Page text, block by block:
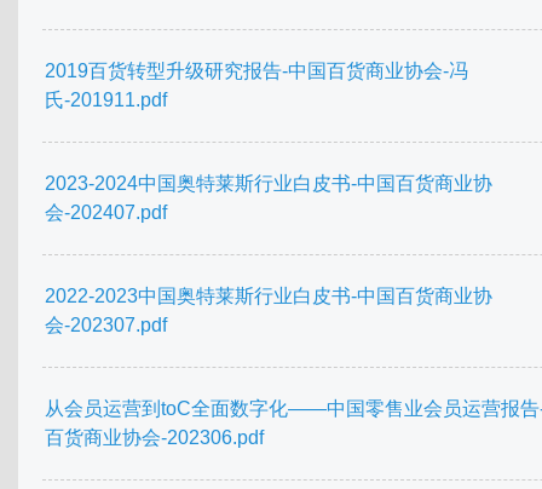
2019百货转型升级研究报告-中国百货商业协会-冯
氏-201911.pdf
2023-2024中国奥特莱斯行业白皮书-中国百货商业协
会-202407.pdf
2022-2023中国奥特莱斯行业白皮书-中国百货商业协
会-202307.pdf
从会员运营到toC全面数字化——中国零售业会员运营报告
百货商业协会-202306.pdf